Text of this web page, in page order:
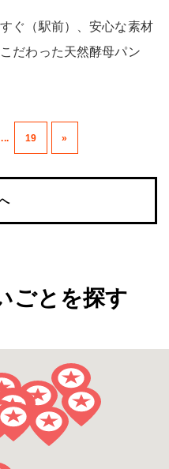
ぐ（駅前）、安心な素材
だわった天然酵母パン
... 19 »
ごとを探す